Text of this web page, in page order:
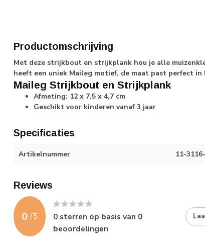
Productomschrijving
Met deze strijkbout en strijkplank hou je alle
heeft een uniek Maileg motief, de maat past perfect in
Maileg Strijkbout en Strijkplank
Afmeting: 12 x 7,5 x 4,7 cm
Geschikt voor kinderen vanaf 3 jaar
Specificaties
Artikelnummer 11-
Reviews
0 /5 0 sterren op basis van 0
beoordelingen